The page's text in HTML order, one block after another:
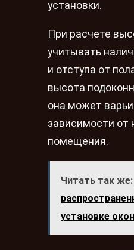
установки.
При расчете
учитывать
и отступа от
высота
она может
зависимости от
помещения.
Читать так же:
установке окон